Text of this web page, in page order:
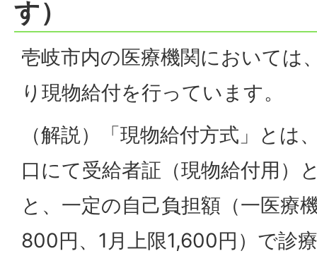
す）
壱岐市内の医療機関においては
り現物給付を行っています。
（解説）「現物給付方式」とは
口にて受給者証（現物給付用）
と、一定の自己負担額（一医療
800円、1月上限1,600円）で診